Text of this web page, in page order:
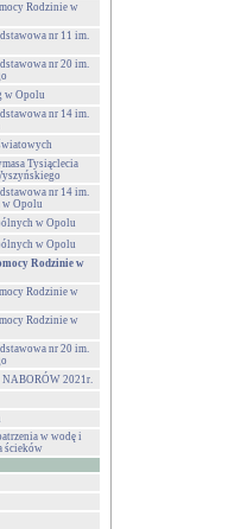
Rodzinie w
nr 11 im.
nr 20 im.
w Opolu
nr 14 im.
Tysiąclecia
nr 14 im.
w Opolu
w Opolu
w Opolu
Rodzinie w
Rodzinie w
Rodzinie w
nr 20 im.
2021r.
w wodę i
ścieków